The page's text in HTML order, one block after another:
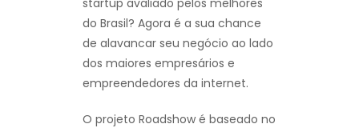
do Brasil? Agora é a sua chance
de alavancar seu negócio ao lado
dos maiores empresários e
empreendedores da internet.
O projeto Roadshow é baseado no